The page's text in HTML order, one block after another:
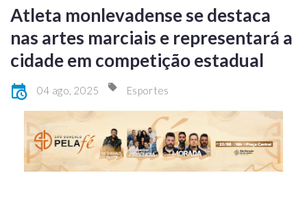
Atleta monlevadense se destaca
nas artes marciais e representará a
cidade em competição estadual
04 ago, 2025 Esportes